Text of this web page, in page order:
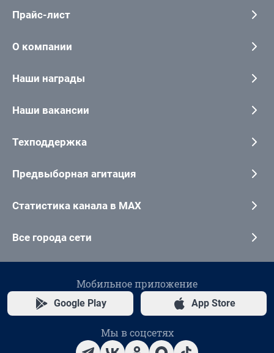
Прайс-лист
О компании
Наши награды
Наши вакансии
Техподдержка
Предвыборная агитация
Статистика канала в MAX
Все города сети
Мобильное приложение
Google Play App Store
Мы в соцсетях